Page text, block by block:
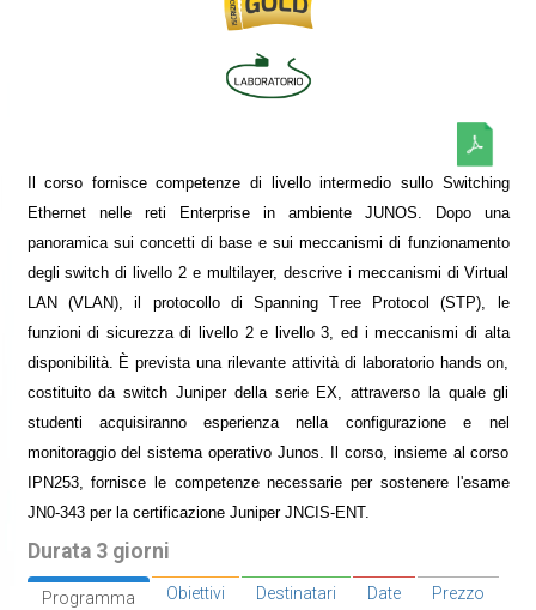
Il corso fornisce competenze di livello intermedio sullo Switching
Ethernet nelle reti Enterprise in ambiente JUNOS. Dopo una
panoramica sui concetti di base e sui meccanismi di funzionamento
degli switch di livello 2 e multilayer, descrive i meccanismi di Virtual
LAN (VLAN), il protocollo di Spanning Tree Protocol (STP), le
funzioni di sicurezza di livello 2 e livello 3, ed i meccanismi di alta
disponibilità. È prevista una rilevante attività di laboratorio hands on,
costituito da switch Juniper della serie EX, attraverso la quale gli
studenti acquisiranno esperienza nella configurazione e nel
monitoraggio del sistema operativo Junos. Il corso, insieme al corso
IPN253, fornisce le competenze necessarie per sostenere l'esame
JN0-343 per la certificazione Juniper JNCIS-ENT.
Durata 3 giorni
Programma Obiettivi Destinatari Date Prezzo